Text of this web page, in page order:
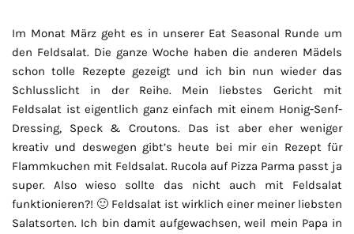
Im Monat März geht es in unserer Eat Seasonal Runde um
den Feldsalat. Die ganze Woche haben die anderen Mädels
schon tolle Rezepte gezeigt und ich bin nun wieder das
Schlusslicht in der Reihe. Mein liebstes Gericht mit
Feldsalat ist eigentlich ganz einfach mit einem Honig-Senf-
Dressing, Speck & Croutons. Das ist aber eher weniger
kreativ und deswegen gibt’s heute bei mir ein Rezept für
Flammkuchen mit Feldsalat. Rucola auf Pizza Parma passt ja
super. Also wieso sollte das nicht auch mit Feldsalat
funktionieren?! 🙂 Feldsalat ist wirklich einer meiner liebsten
Salatsorten. Ich bin damit aufgewachsen, weil mein Papa in